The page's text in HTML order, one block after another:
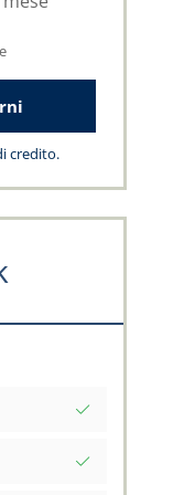
credito.
capzlog.aero